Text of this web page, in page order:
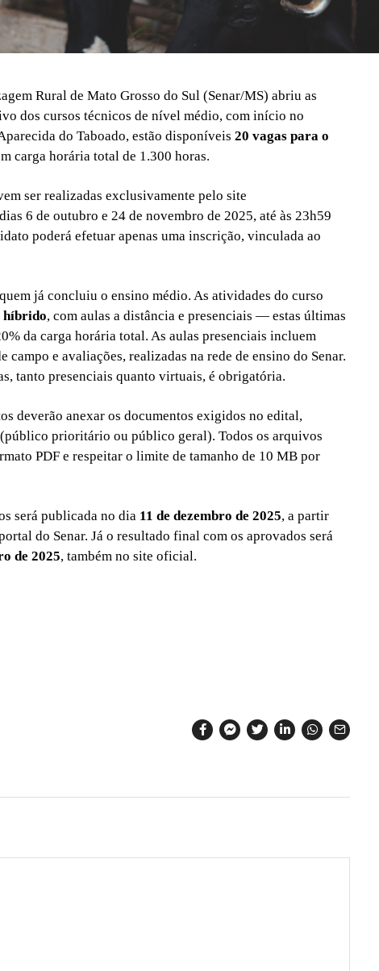
Rural de Mato Grosso do Sul (Senar/MS) abriu as
dos cursos técnicos de nível médio, com início no
do Taboado, estão disponíveis 20 vagas para o
carga horária total de 1.300 horas.
ser realizadas exclusivamente pelo site
6 de outubro e 24 de novembro de 2025, até às 23h59
poderá efetuar apenas uma inscrição, vinculada ao
já concluiu o ensino médio. As atividades do curso
híbrido, com aulas a distância e presenciais — estas últimas
da carga horária total. As aulas presenciais incluem
campo e avaliações, realizadas na rede de ensino do Senar.
tanto presenciais quanto virtuais, é obrigatória.
deverão anexar os documentos exigidos no edital,
prioritário ou público geral). Todos os arquivos
PDF e respeitar o limite de tamanho de 10 MB por
será publicada no dia 11 de dezembro de 2025, a partir
do Senar. Já o resultado final com os aprovados será
de 2025, também no site oficial.